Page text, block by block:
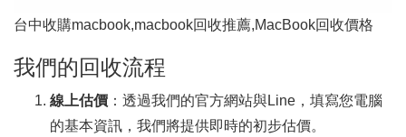
台中收購macbook,macbook回收推薦,MacBook回收價格
我們的回收流程
線上估價 ：透過我們的官方網站與Line，填寫您電腦
的基本資訊，我們將提供即時的初步估價。